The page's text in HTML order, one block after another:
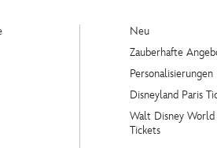
Neu
Zauberhafte
Personalisierungen
Disneyland Paris
Walt Disney World
Tickets